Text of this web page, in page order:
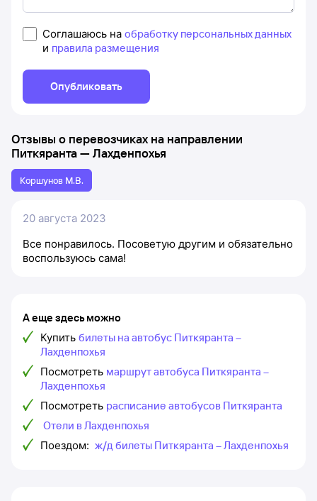
Соглашаюсь на обработку персональных данных
и правила размещения
Опубликовать
Отзывы о перевозчиках на направлении
Питкяранта—Лахденпохья
Коршунов М.В.
20 августа 2023
Все понравилось. Посоветую другим и обязательно
воспользуюсь сама!
А еще здесь можно
Купить билеты на автобус Питкяранта –
Лахденпохья
Посмотреть маршрут автобуса Питкяранта –
Лахденпохья
Посмотреть расписание автобусов Питкяранта
Отели в Лахденпохья
Поездом: ж/д билеты Питкяранта – Лахденпохья